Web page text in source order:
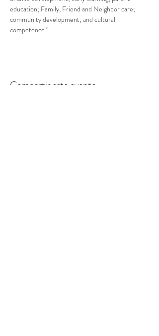
education; Family, Friend and Neighbor care;
community development; and cultural
competence."
Compartir este evento